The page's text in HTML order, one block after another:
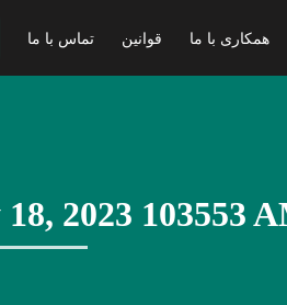
همکاری با ما قوانین تماس با ما
2023 103553